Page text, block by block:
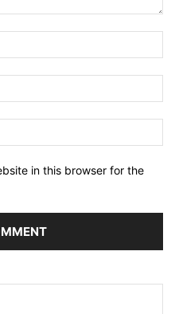
in this browser for the